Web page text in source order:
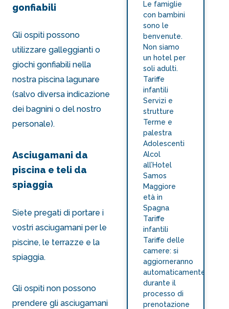
gonfiabili
Gli ospiti possono
utilizzare galleggianti o
giochi gonfiabili nella
nostra piscina lagunare
(salvo diversa indicazione
dei bagnini o del nostro
personale).
Asciugamani da
piscina e teli da
spiaggia
Siete pregati di portare i
vostri asciugamani per le
piscine, le terrazze e la
spiaggia.
Gli ospiti non possono
prendere gli asciugamani
Le famiglie
con bambini
sono le
benvenute.
Non siamo
un hotel per
soli adulti.
Tariffe
infantili
Servizi e
strutture
Terme e
palestra
Adolescenti
Alcol
all’Hotel
Samos
Maggiore
età in
Spagna
Tariffe
infantili
Tariffe delle
camere: si
aggiorneranno
automaticamente
durante il
processo di
prenotazione